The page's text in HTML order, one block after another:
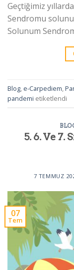
Geçtiğimiz
Sendromu
Solunum
Blog, e-Carpediem,
pandemi etiketlendi
5. 6. Ve 7.
7 TEMMUZ
07
Tem